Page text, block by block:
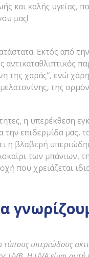
και καλής υγείας,
μας!
Εκτός από
της χαράς”, ενώ
της
η υπερέκθεση
επιδερμίδα μας,
η βλαβερή
των μπάνιων,
που χρειάζεται
υπεριώδους